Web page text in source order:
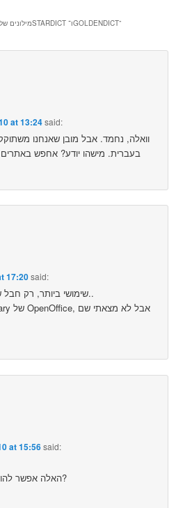
מילונים של באבילון ב־STARDICT ו־GOLDENDICT”
at 13:24said:
וואלה, נחמד. אבל מובן שאנחנו
בעברית. מישהו יודע? אחפש באתרים
17:20said:
שימושי ביותר, רק חבל שהממשק לא בעברית..
at 15:56said:
ואת ה-exe האלה אפשר להוריד בחינם?